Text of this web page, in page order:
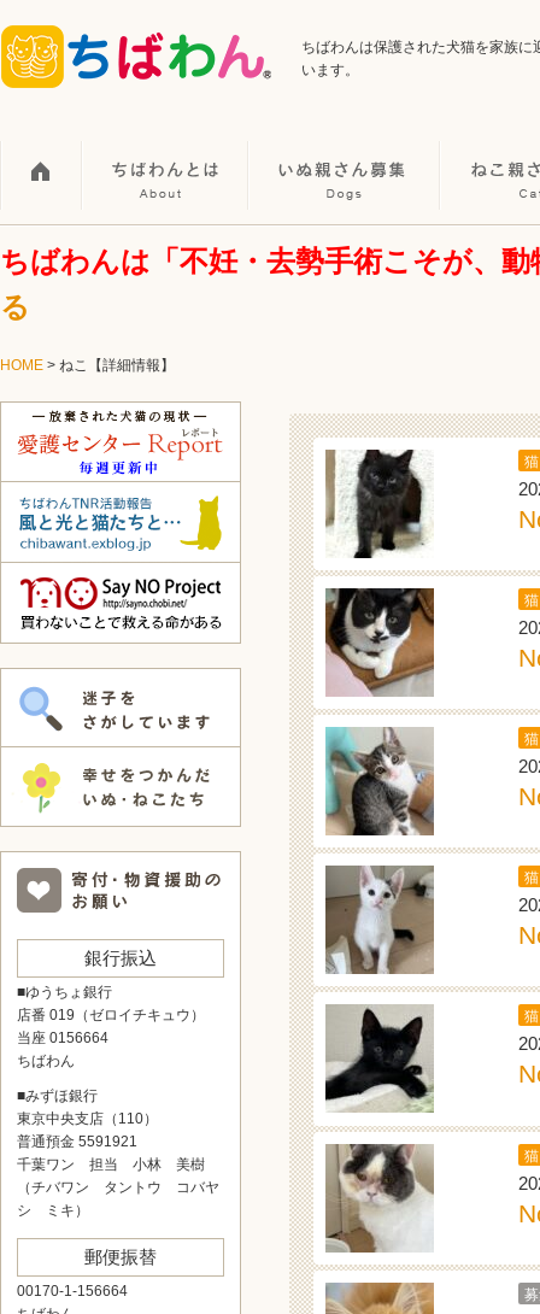
ちばわんは保護された犬猫を家族
います。
ちばわんは「不妊・去勢手術こそが、
る
HOME > ねこ【詳細情報】
銀行振込
■ゆうちょ銀行
店番 019（ゼロイチキュウ）
当座 0156664
ちばわん
■みずほ銀行
東京中央支店（110）
普通預金 5591921
千葉ワン 担当 小林 美樹
（チバワン タントウ コバヤ
シ ミキ）
郵便振替
00170-1-156664